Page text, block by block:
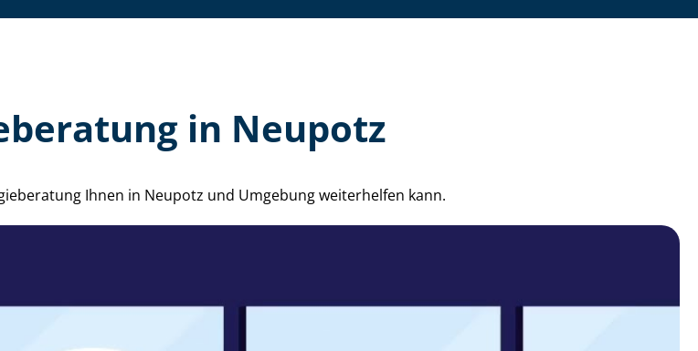
in Neupotz
Ihnen in Neupotz und Umgebung weiterhelfen kann.